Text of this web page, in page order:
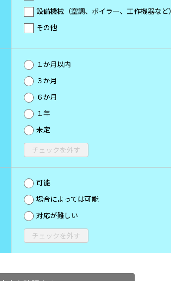
設備機械（空調、ボイラー、工作機器など）
その他
１か月以内
３か月
６か月
１年
未定
チェックを外す
可能
場合によっては可能
対応が難しい
チェックを外す